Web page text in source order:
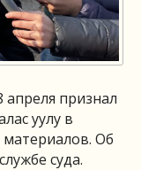
признал
уулу в
материалов. Об
суда.